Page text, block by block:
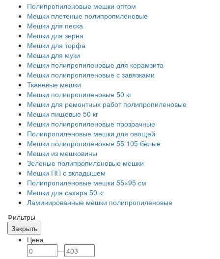
Полипропиленовые мешки оптом
Мешки плетеные полипропиленовые
Мешки для песка
Мешки для зерна
Мешки для торфа
Мешки для муки
Мешки полипропиленовые для керамзита
Мешки полипропиленовые с завязками
Тканевые мешки
Мешки полипропиленовые 50 кг
Мешки для ремонтных работ полипропиленовые
Мешки пищевые 50 кг
Мешки полипропиленовые прозрачные
Полипропиленовые мешки для овощей
Мешки полипропиленовые 55 105 белые
Мешки из мешковины
Зеленые полипропиленовые мешки
Мешки ПП с вкладышем
Полипропиленовые мешки 55×95 см
Мешки для сахара 50 кг
Ламинированные мешки полипропиленовые
Фильтры
Закрыть
Цена
—